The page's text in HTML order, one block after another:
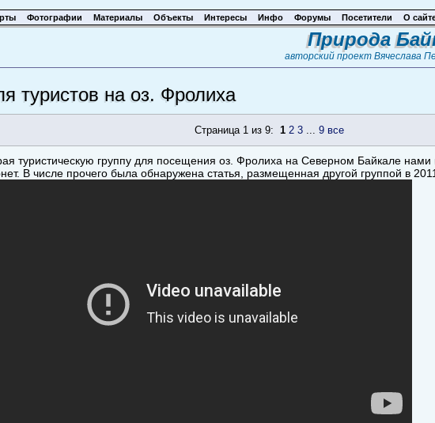
Фотографии Материалы Объекты Интересы Инфо Форумы Посетители О
Природа
авторский проект Вячеслава
туристов на оз. Фролиха
Страница 1 из 9: 1 2 3 ... 9 все
туристическую группу для посещения оз. Фролиха на Северном Байкале
В числе прочего была обнаружена статья, размещенная другой группой в